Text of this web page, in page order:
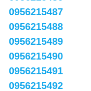
0956215487
0956215488
0956215489
0956215490
0956215491
0956215492